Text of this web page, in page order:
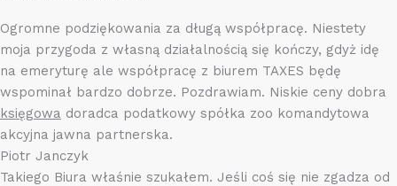
Ogromne podziękowania za długą współpracę. Niestety
moja przygoda z własną działalnością się kończy, gdyż idę
na emeryturę ale współpracę z biurem TAXES będę
wspominał bardzo dobrze. Pozdrawiam. Niskie ceny dobra
księgowa doradca podatkowy spółka zoo komandytowa
akcyjna jawna partnerska.
Piotr Janczyk
Takiego Biura właśnie szukałem. Jeśli coś się nie zgadza od